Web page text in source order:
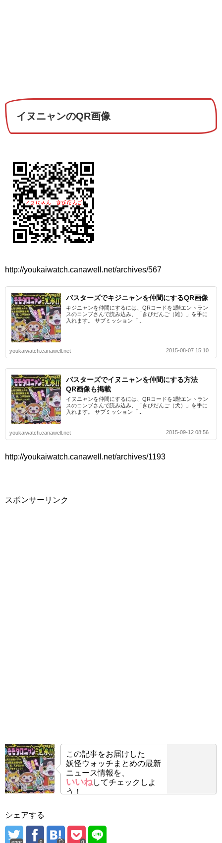
イヌニャンのQR画像
http://youkaiwatch.canawell.net/archives/567
バスターズでキジニャンを仲間にするQR画像
キジニャンを仲間にするには、QRコードを1階エントラン
スのコンブさんで読み込み、「きびだんご（雉）」を手に
入れます。 サブミッション「...
youkaiwatch.canawell.net 2015-08-07 15:10
バスターズでイヌニャンを仲間にする方法
QR画像も掲載
イヌニャンを仲間にするには、QRコードを1階エントラン
スのコンブさんで読み込み、「きびだんご（犬）」を手に
入れます。 サブミッション「...
youkaiwatch.canawell.net 2015-09-12 08:56
http://youkaiwatch.canawell.net/archives/1193
スポンサーリンク
この記事をお届けした
妖怪ウォッチまとめの最新
ニュース情報を、
いいねしてチェックしよ
う！
シェアする
error 0 0